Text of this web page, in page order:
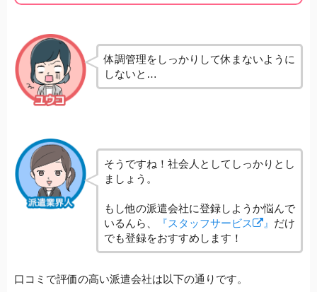
体調管理をしっかりして休まないように
しないと…
そうですね！社会人としてしっかりとし
ましょう。
もし他の派遣会社に登録しようか悩んで
いるんら、
『スタッフサービス 』 だけ
でも登録をおすすめします！
口コミで評価の高い派遣会社は以下の通りです。